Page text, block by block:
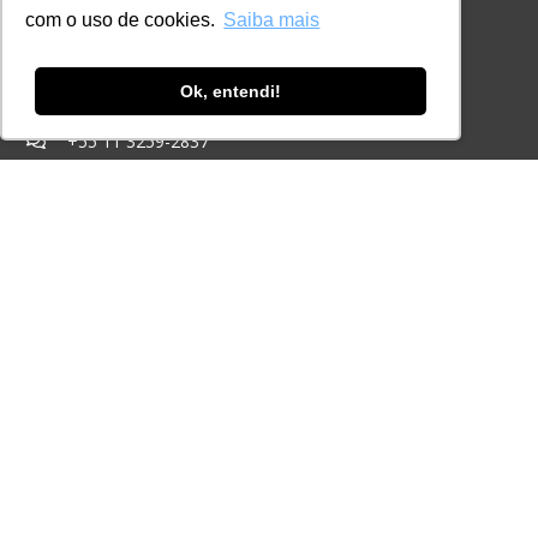
com o uso de cookies. Saiba mais
Ok, entendi!
Eventos
CONTATO
+55 11 3259-2837